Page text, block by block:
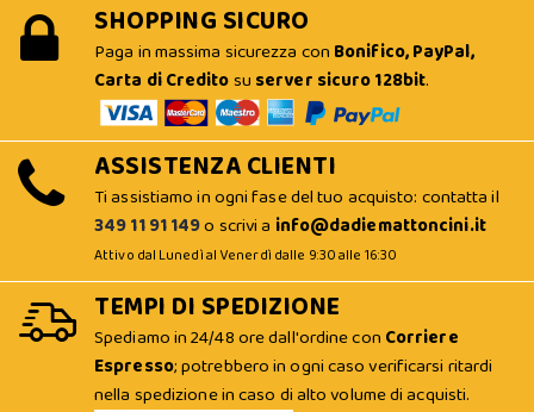
SHOPPING SICURO
Paga in massima sicurezza con Bonifico, PayPal,
Carta di Creditosu server sicuro 128bit.
ASSISTENZA CLIENTI
Ti assistiamo in ogni fase del tuo acquisto: contatta il
349 11 91 149o scrivi a info@dadiemattoncini.it
Attivo dal Lunedì al Venerdì dalle 9:30 alle 16:30
TEMPI DI SPEDIZIONE
Spediamo in 24/48 ore dall'ordine con Corriere
Espresso; potrebbero in ogni caso verificarsi ritardi
nella spedizione in caso di alto volume di acquisti.